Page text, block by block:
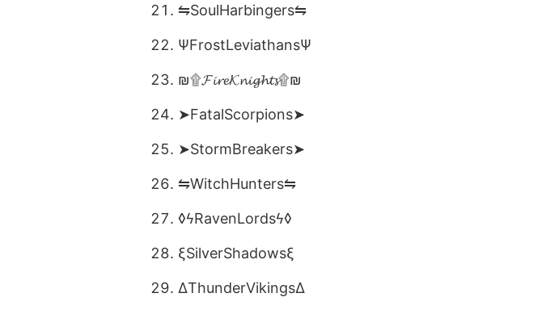
⇋SoulHarbingers⇋
ΨFrostLeviathansΨ
₪۩𝓕𝓲𝓻𝓮𝓚𝓷𝓲𝓰𝓱𝓽𝓼۩₪
➤FatalScorpions➤
➤StormBreakers➤
⇋WitchHunters⇋
◊ϟRavenLordsϟ◊
ξSilverShadowsξ
∆ThunderVikings∆